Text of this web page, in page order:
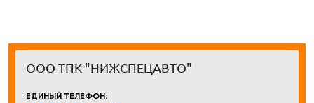
ООО ТПК "НИЖСПЕЦАВТО"
ЕДИНЫЙ ТЕЛЕФОН: